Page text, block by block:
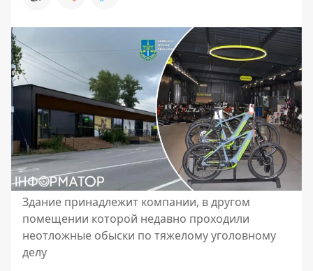
Здание принадлежит компании, в другом
помещении которой недавно проходили
неотложные обыски по тяжелому уголовному
делу